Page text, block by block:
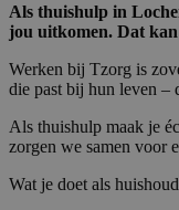
Als thuishulp in
jou uitkomen. Dat kan
Werken bij Tzorg is
die past bij hun leven –
Als thuishulp maak je
zorgen we samen voor
Wat je doet als